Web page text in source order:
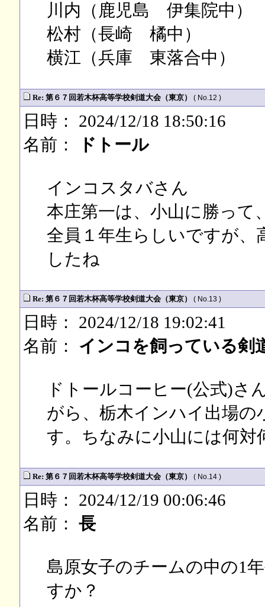
川内（鹿児島 伊集院中）
松村（長崎 橘中）
横江（兵庫 東落合中）
Re: 第６７回若木杯高等学校剣道大会（東京） ( No.12 )
日時： 2024/12/18 18:50:16
名前：
ドトール
インコスタバさん
本庄第一は、小山に勝って
全員１年生らしいですが、
したね
Re: 第６７回若木杯高等学校剣道大会（東京） ( No.13 )
日時： 2024/12/18 19:02:41
名前： インコを飼っている剣
ドトールコーヒー(公式)さ
がら、栃木インハイ出場
す。ちなみに小山には何対
Re: 第６７回若木杯高等学校剣道大会（東京） ( No.14 )
日時： 2024/12/19 00:06:46
名前： 長
島原女子のチームの中の1
すか？